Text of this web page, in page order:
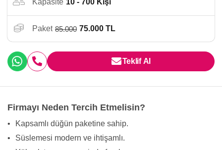
Paket 85.000 75.000 TL
Teklif Al
Firmayı Neden Tercih Etmelisin?
•
Kapsamlı düğün paketine sahip.
•
Süslemesi modern ve ihtişamlı.